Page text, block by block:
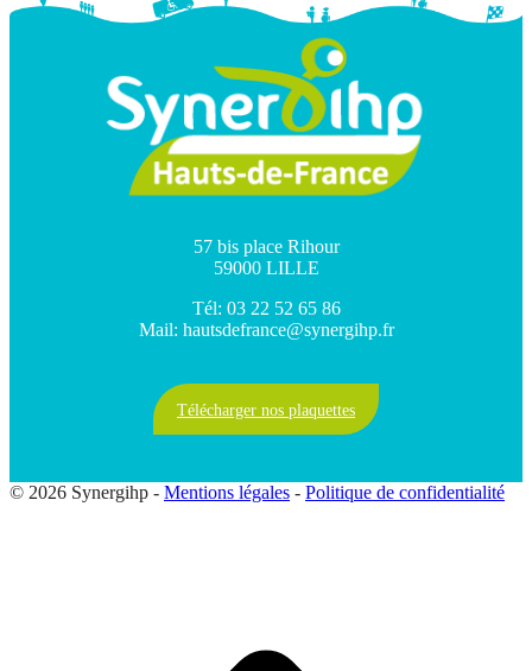
57 bis place Rihour
59000 LILLE
Tél: 03 22 52 65 86
Mail: hautsdefrance@synergihp.fr
Télécharger nos plaquettes
© 2026 Synergihp - Mentions légales - Politique de confidentialité